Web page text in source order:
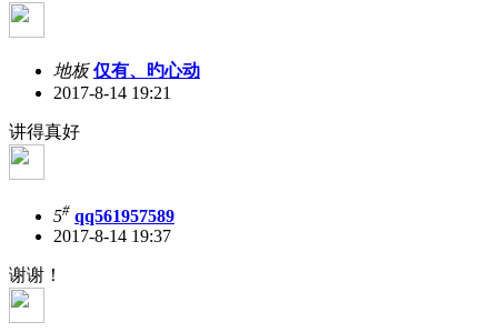
地板 仅有、旳心动
2017-8-14 19:21
讲得真好
5# qq561957589
2017-8-14 19:37
谢谢！